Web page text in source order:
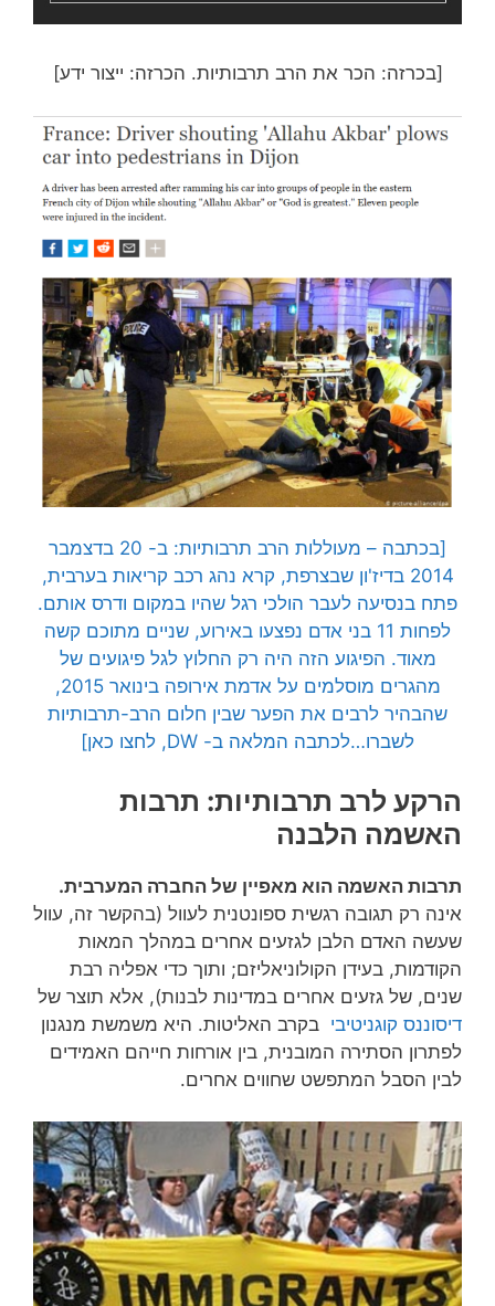
[בכרזה: הכר את הרב תרבותיות. הכרזה: ייצור ידע]
[בכתבה – מעוללות הרב תרבותיות: ב- 20 בדצמבר
2014 בדיז'ון שבצרפת, קרא נהג רכב קריאות בערבית,
פתח בנסיעה לעבר הולכי רגל שהיו במקום ודרס אותם.
לפחות 11 בני אדם נפצעו באירוע, שניים מתוכם קשה
מאוד. הפיגוע הזה היה רק החלוץ לגל פיגועים של
מהגרים מוסלמים על אדמת אירופה בינואר 2015,
שהבהיר לרבים את הפער שבין חלום הרב-תרבותיות
לשברו…לכתבה המלאה ב- DW, לחצו כאן]
הרקע לרב תרבותיות: תרבות
האשמה הלבנה
תרבות האשמה הוא מאפיין של החברה המערבית.
אינה רק תגובה רגשית ספונטנית לעוול (בהקשר זה, עוול
שעשה האדם הלבן לגזעים אחרים במהלך המאות
הקודמות, בעידן הקולוניאליזם; ותוך כדי אפליה רבת
שנים, של גזעים אחרים במדינות לבנות), אלא תוצר של
דיסוננס קוגניטיבי בקרב האליטות. היא משמשת מנגנון
לפתרון הסתירה המובנית, בין אורחות חייהם האמידים
לבין הסבל המתפשט שחווים אחרים.